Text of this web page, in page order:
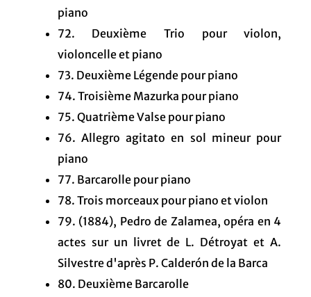
piano
72. Deuxième Trio pour violon,
violoncelle et piano
73. Deuxième Légende pour piano
74. Troisième Mazurka pour piano
75. Quatrième Valse pour piano
76. Allegro agitato en sol mineur pour
piano
77. Barcarolle pour piano
78. Trois morceaux pour piano et violon
79. (1884), Pedro de Zalamea, opéra en 4
actes sur un livret de L. Détroyat et A.
Silvestre d'après P. Calderón de la Barca
80. Deuxième Barcarolle